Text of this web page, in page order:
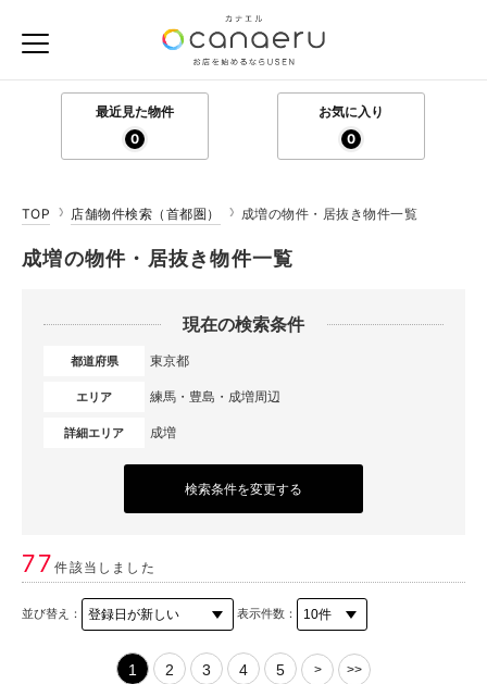
最近見た物件
0
お気に入り
0
TOP 店舗物件検索（首都圏） 成増の物件・居抜き物件一覧
成増の物件・居抜き物件一覧
現在の検索条件
都道府県 東京都
エリア 練馬・豊島・成増周辺
詳細エリア 成増
検索条件を変更する
77件該当しました
並び替え： 表示件数：
1 2 3 4 5 > >>